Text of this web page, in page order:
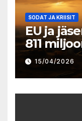
SODAT JA KRIISIT
EU ja
811
kriisiin
15/04/2026